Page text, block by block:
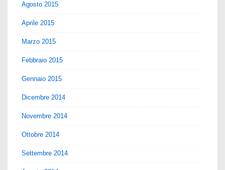
Agosto 2015
Aprile 2015
Marzo 2015
Febbraio 2015
Gennaio 2015
Dicembre 2014
Novembre 2014
Ottobre 2014
Settembre 2014